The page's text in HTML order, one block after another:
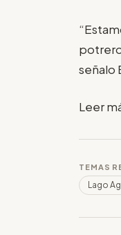
señalo
Leer
TEMAS
Lago